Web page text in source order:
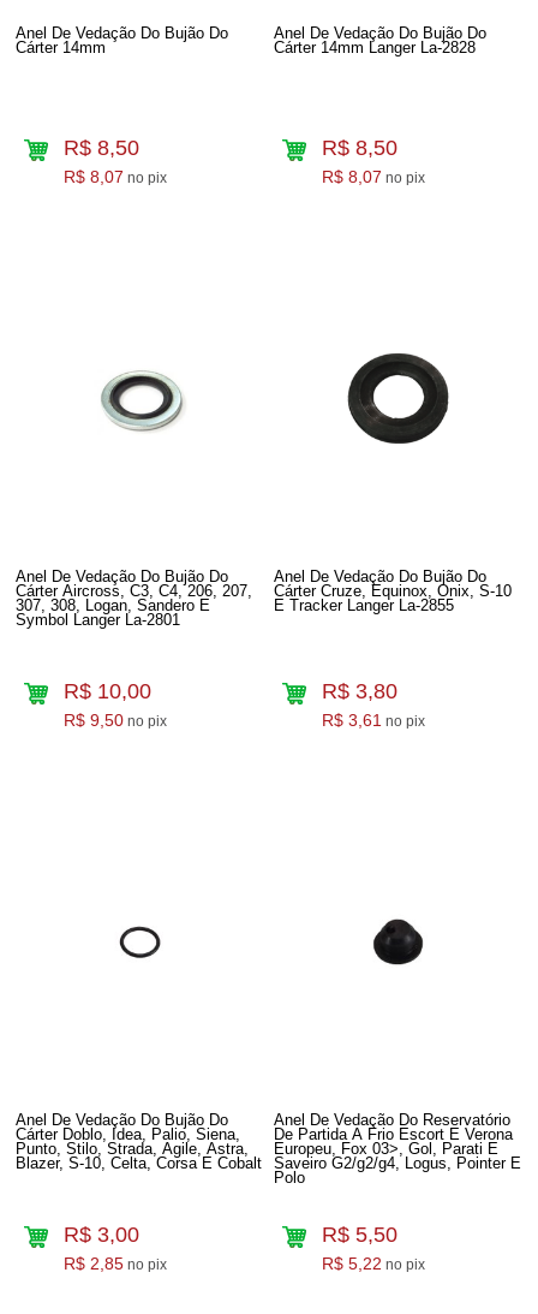
Anel De Vedação Do Bujão Do
Cárter 14mm
R$ 8,50
R$ 8,07 no pix
Anel De Vedação Do Bujão Do
Cárter 14mm Langer La-2828
R$ 8,50
R$ 8,07 no pix
Anel De Vedação Do Bujão Do
Cárter Aircross, C3, C4, 206, 207,
307, 308, Logan, Sandero E
Symbol Langer La-2801
R$ 10,00
R$ 9,50 no pix
Anel De Vedação Do Bujão Do
Cárter Cruze, Equinox, Onix, S-10
E Tracker Langer La-2855
R$ 3,80
R$ 3,61 no pix
Anel De Vedação Do Bujão Do
Cárter Doblo, Idea, Palio, Siena,
Punto, Stilo, Strada, Agile, Astra,
Blazer, S-10, Celta, Corsa E Cobalt
R$ 3,00
R$ 2,85 no pix
Anel De Vedação Do Reservatório
De Partida A Frio Escort E Verona
Europeu, Fox 03>, Gol, Parati E
Saveiro G2/g2/g4, Logus, Pointer E
Polo
R$ 5,50
R$ 5,22 no pix